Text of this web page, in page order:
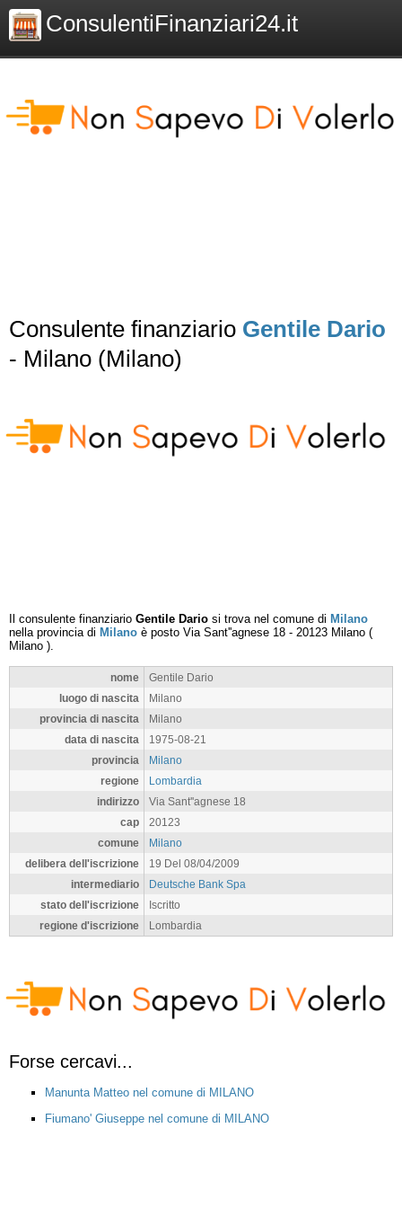
ConsulentiFinanziari24.it
Consulente finanziario Gentile Dario
- Milano (Milano)
Il consulente finanziario Gentile Dario si trova nel comune di Milano
nella provincia di Milano è posto Via Sant''agnese 18 - 20123 Milano (
Milano ).
nome
Gentile Dario
luogo di nascita
Milano
provincia di nascita
Milano
data di nascita
1975-08-21
provincia
Milano
regione
Lombardia
indirizzo
Via Sant''agnese 18
cap
20123
comune
Milano
delibera dell'iscrizione
19 Del 08/04/2009
intermediario
Deutsche Bank Spa
stato dell'iscrizione
Iscritto
regione d'iscrizione
Lombardia
Forse cercavi...
Manunta Matteo nel comune di MILANO
Fiumano' Giuseppe nel comune di MILANO